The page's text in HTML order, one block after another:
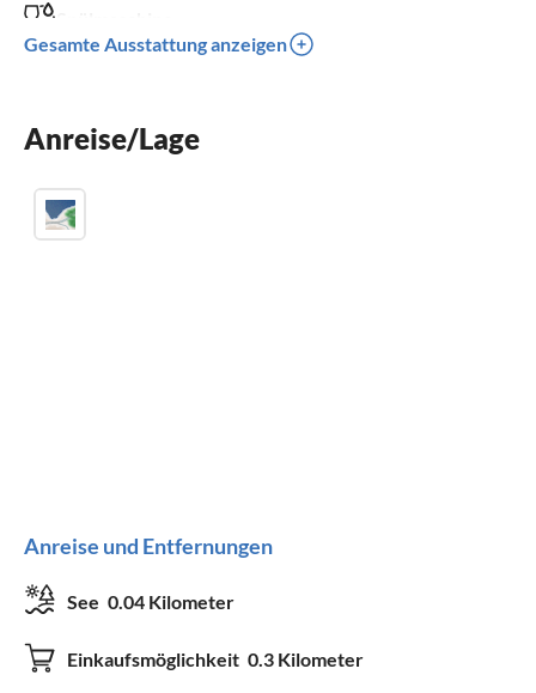
Kinderbett
Gesamte Ausstattung anzeigen
Anreise/Lage
Anreise und Entfernungen
See 0.04 Kilometer
Einkaufsmöglichkeit 0.3 Kilometer